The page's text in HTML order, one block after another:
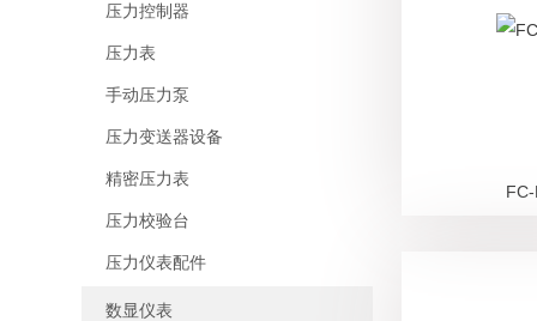
压力控制器
压力表
手动压力泵
压力变送器设备
精密压力表
压力校验台
压力仪表配件
数显仪表